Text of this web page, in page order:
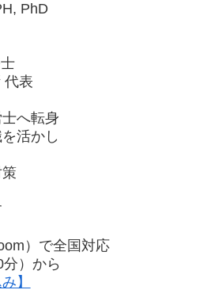
PhD
代表
へ転身
活かし
）で全国対応
）から
】